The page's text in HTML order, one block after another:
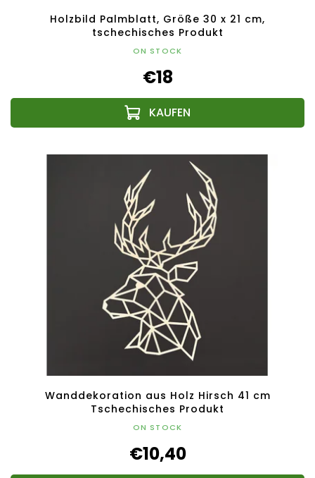
Holzbild Palmblatt, Größe 30 x 21 cm,
tschechisches Produkt
ON STOCK
€18
Wanddekoration aus Holz Hirsch 41 cm
Tschechisches Produkt
ON STOCK
€10,40